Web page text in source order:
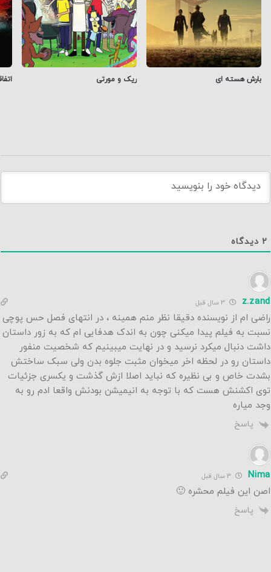
بارش هسته ای ریک و مورتی
2 دیدگاه
z.zand 3 سال قبل
راضی ام از نویسنده دقیقا نظر منم همینه ، در انتهای فصل حس پوچی
نسبت به فیلم پیدا میکنی چون به اندک هدفایی ام که به زور داستان
داشت دنبال میکرد نرسید و در نهایت میبینیم که شخصیت منفور
داستان رو در لحظه اخر میخوان مثبت جلوه بدن ولی سبک ساختش
بشدت خاص و بی نظیره که نباید اصلا ازش گذشت و یکسری جزئیات
توی اکشنش هست که با توجه به انیمیشن بودنش واقعا ادم رو به
وجد میاره
پاسخ
Nima
اصن این فیلم محشره 🙂
پاسخ